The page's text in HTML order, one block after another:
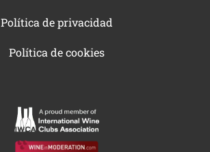
Política de privacidad
Política de cookies